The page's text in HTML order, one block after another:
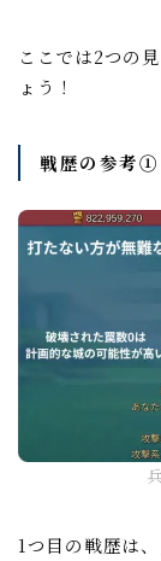
ここでは2つの
ょう！
戦歴の参考➀
1つ目の戦歴は